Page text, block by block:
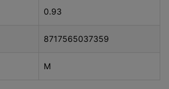
0.93
8717565037359
M